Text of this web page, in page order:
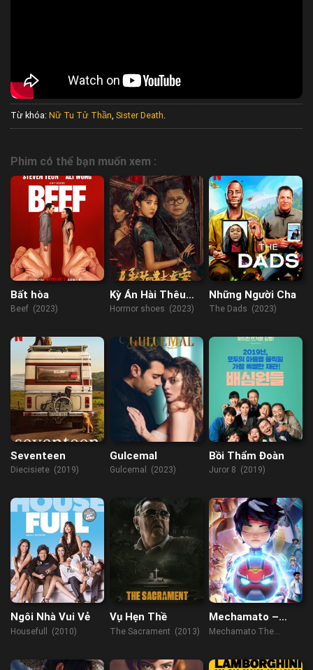
Từ khóa: Nữ Tu Tử Thần, Sister Death.
Phim có thể bạn muốn xem :
Bất hòa
Beef (2023)
Kỳ Án Hài Thêu
Hoa
Horrnor shoes (2023)
Những Người Cha
The Dads (2023)
Seventeen
Diecisiete (2019)
Gulcemal
Gulcemal (2023)
Bồi Thẩm Đoàn
Juror 8 (2019)
Ngôi Nhà Vui Vẻ
Housefull (2010)
Vụ Hẹn Thề
The Sacrament (2013)
Mechamato –
Loạt Phim Hoạt
Mechamato The
(2021)